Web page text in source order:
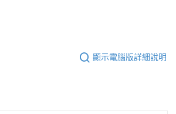
顯示電腦版詳細說明